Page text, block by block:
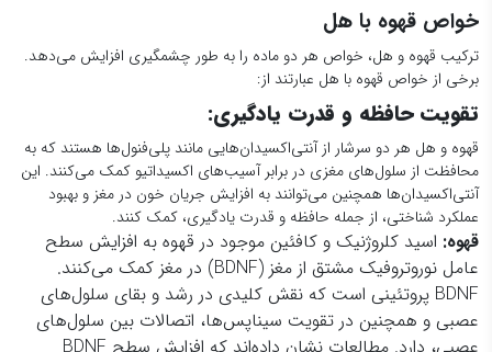
خواص قهوه با هل
ترکیب قهوه و هل، خواص هر دو ماده را به طور چشمگیری افزایش می‌دهد.
برخی از خواص قهوه با هل عبارتند از:
تقویت حافظه و قدرت یادگیری:
قهوه و هل هر دو سرشار از آنتی‌اکسیدان‌هایی مانند پلی‌فنول‌ها هستند که به
محافظت از سلول‌های مغزی در برابر آسیب‌های اکسیداتیو کمک می‌کنند. این
آنتی‌اکسیدان‌ها همچنین می‌توانند به افزایش جریان خون در مغز و بهبود
عملکرد شناختی، از جمله حافظه و قدرت یادگیری، کمک کنند.
قهوه: اسید کلروژنیک و کافئین موجود در قهوه به افزایش سطح
عامل نوروتروفیک مشتق از مغز (BDNF) در مغز کمک می‌کنند.
BDNF پروتئینی است که نقش کلیدی در رشد و بقای سلول‌های
عصبی و همچنین در تقویت سیناپس‌ها، اتصالات بین سلول‌های